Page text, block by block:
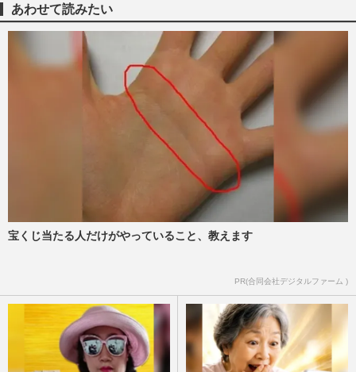
あわせて読みたい
宝くじ当たる人だけがやっていること、教えます
PR(合同会社デジタルファーム )